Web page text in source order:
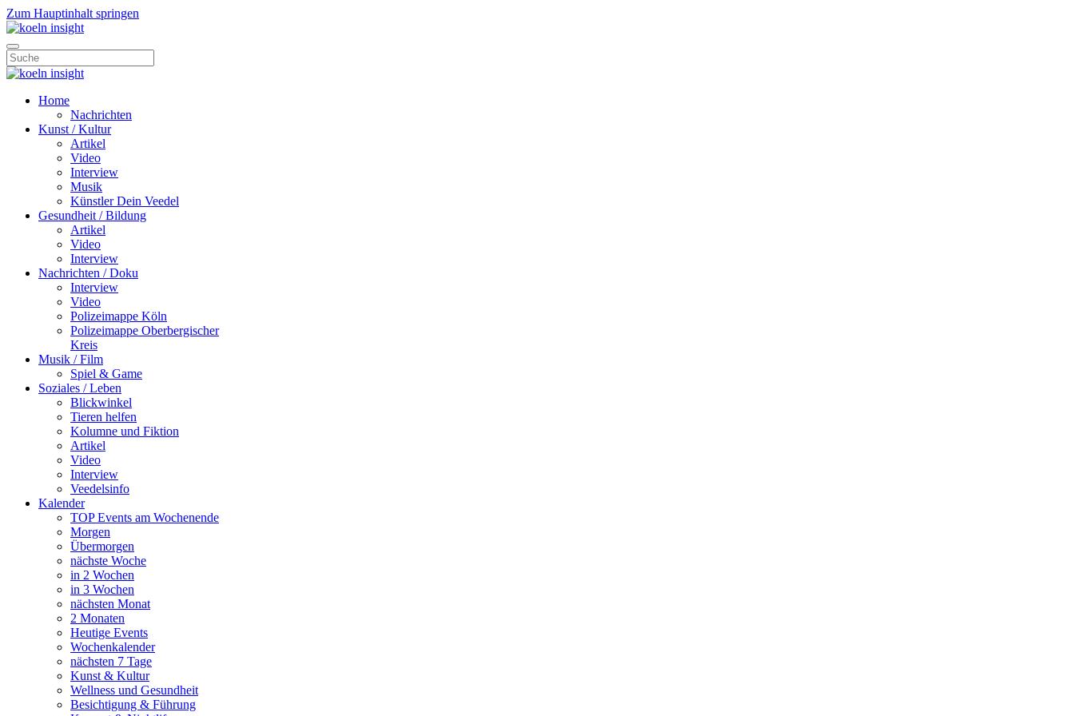
Zum Hauptinhalt springen
Home
Nachrichten
Kunst / Kultur
Artikel
Video
Interview
Musik
Künstler Dein Veedel
Gesundheit / Bildung
Artikel
Video
Interview
Nachrichten / Doku
Interview
Video
Polizeimappe Köln
Polizeimappe Oberbergischer
Kreis
Musik / Film
Spiel & Game
Soziales / Leben
Blickwinkel
Tieren helfen
Kolumne und Fiktion
Artikel
Video
Interview
Veedelsinfo
Kalender
TOP Events am Wochenende
Morgen
Übermorgen
nächste Woche
in 2 Wochen
in 3 Wochen
nächsten Monat
2 Monaten
Heutige Events
Wochenkalender
nächsten 7 Tage
Kunst & Kultur
Wellness und Gesundheit
Besichtigung & Führung